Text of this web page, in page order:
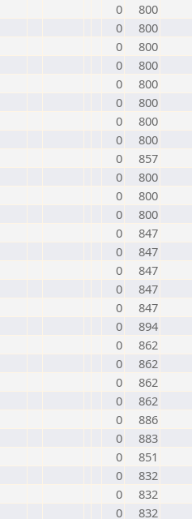
0
800
0
800
0
800
0
800
0
800
0
800
0
800
0
800
0
857
0
800
0
800
0
800
0
847
0
847
0
847
0
847
0
847
0
894
0
862
0
862
0
862
0
862
0
886
0
883
0
851
0
832
0
832
0
832